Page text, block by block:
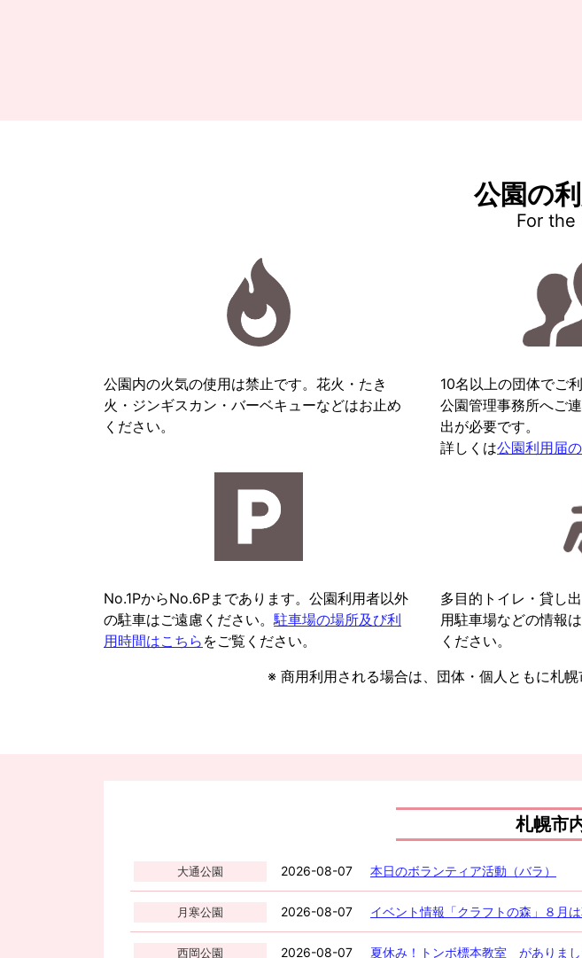
公園の
For the
公園内の火気の使用は禁止です。花火・たき
火・ジンギスカン・バーベキューなどはお止め
ください。
10名以上の団体でご
公園管理事務所へご
出が必要です。
詳しくは公園利用届
No.1PからNo.6Pまであります。公園利用者以外
の駐車はご遠慮ください。 駐車場の場所及び利
用時間はこちら をご覧ください。
多目的トイレ・貸し
用駐車場などの情報は
ください。
※ 商用利用される場合は、団体・個人ともに札
札幌市
大通公園 2026-08-07 本日のボランティア活動（バラ）
月寒公園 2026-08-07 イベント情報「クラフトの森」８月は
西岡公園 2026-08-07 夏休み！トンボ標本教室 がありまし